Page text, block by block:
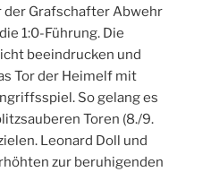
Grafschafter Abwehr
1:0-Führung. Die
beeindrucken und
Tor der Heimelf mit
So gelang es
Toren (8./9.
Leonard Doll und
zur beruhigenden